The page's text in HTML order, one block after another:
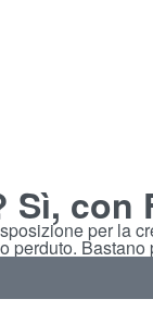
Sì, con
per la
perduto.